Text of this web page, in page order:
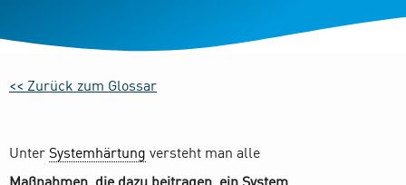
<< Zurück zum Glossar
Unter Systemhärtung versteht man alle